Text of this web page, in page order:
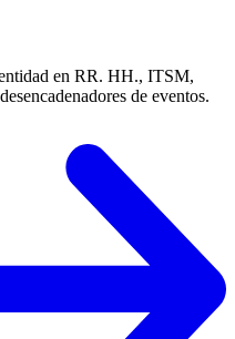
en RR. HH., ITSM,
de eventos.